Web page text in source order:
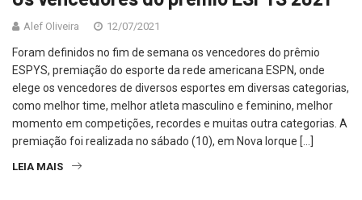
Alef Oliveira 12/07/2021
Foram definidos no fim de semana os vencedores do prêmio
ESPYS, premiação do esporte da rede americana ESPN, onde
elege os vencedores de diversos esportes em diversas categorias,
como melhor time, melhor atleta masculino e feminino, melhor
momento em competições, recordes e muitas outra categorias. A
premiação foi realizada no sábado (10), em Nova Iorque […]
LEIA MAIS